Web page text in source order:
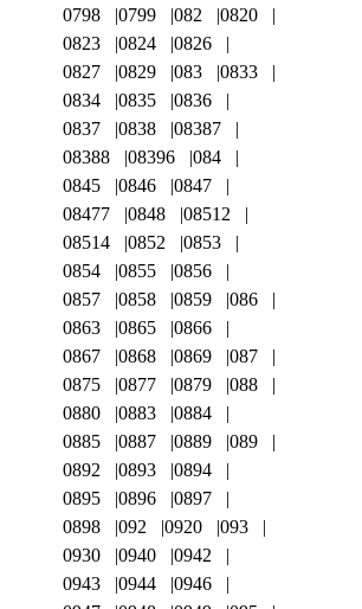
0798
0799 082
0820
0823
0824
0826
0827
0829 083
0833
0834
0835
0836
0837
0838
08387
08388
08396
084
0845
0846
0847
08477
0848
08512
08514
0852
0853
0854
0855
0856
0857
0858 0859
086
0863
0865
0866
0867
0868 0869
087
0875
0877 0879
088
0880
0883
0884
0885
0887 0889
089
0892
0893
0894
0895
0896
0897
0898
092 0920
093
0930
0940
0942
0943
0944
0946